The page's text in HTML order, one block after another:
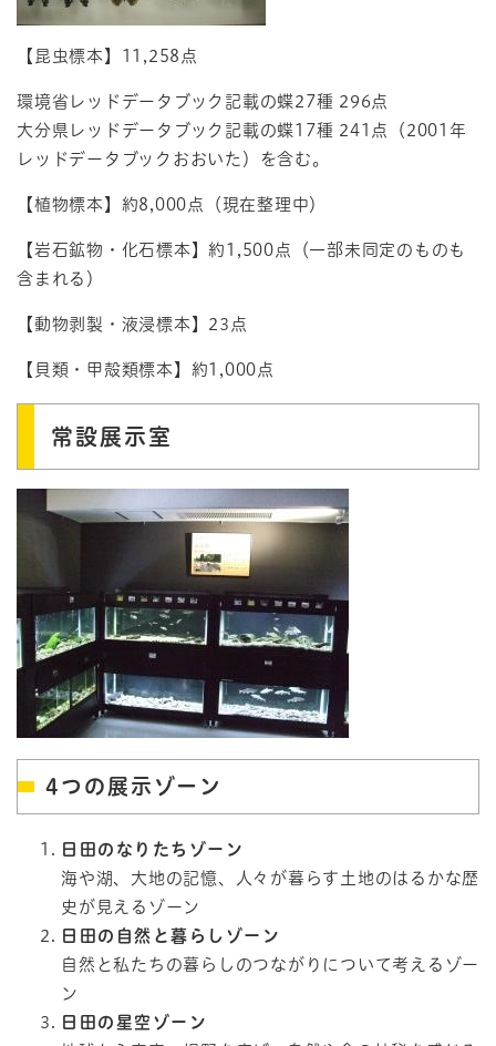
【昆虫標本】11,258点
環境省レッドデータブック記載の蝶27種 296点
大分県レッドデータブック記載の蝶17種 241点（2001年
レッドデータブックおおいた）を含む。
【植物標本】約8,000点（現在整理中）
【岩石鉱物・化石標本】約1,500点（一部未同定のものも
含まれる）
【動物剥製・液浸標本】23点
【貝類・甲殻類標本】約1,000点
常設展示室
4つの展示ゾーン
日田のなりたちゾーン
海や湖、大地の記憶、人々が暮らす土地のはるかな歴
史が見えるゾーン
日田の自然と暮らしゾーン
自然と私たちの暮らしのつながりについて考えるゾー
ン
日田の星空ゾーン